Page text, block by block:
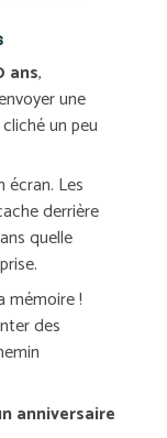
ans,
une
un peu
écran. Les
derrière
quelle
mémoire !
des
anniversaire